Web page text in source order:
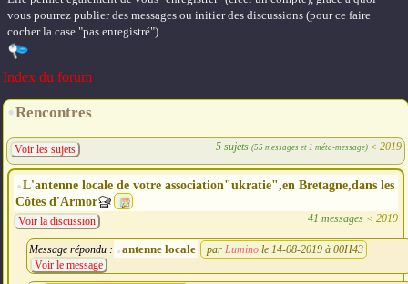
vous pourrez publier des messages ou initier des discussions (pour ce faire
cocher la case "pas enregistré").
Index du forum
Rencontres
5 sujets (55 messages et 1 méta-message) < 2019
Voir les sujets
L'antenne locale de votre association"ukratie",en Bretagne,dans les
Côtes d'Armor
41 messages< 2019
Voir la discussion
Message répondu : antenne locale par Lumino le 14-08-2019 à 00H43
Voir le message